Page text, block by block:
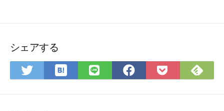
シェアする
Twitter
は
LINE Facebook
Pocket
Feedly